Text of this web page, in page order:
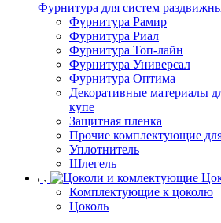
Фурнитура для систем
Фурнитура Рамир
Фурнитура Риал
Фурнитура Топ-лайн
Фурнитура Универсал
Фурнитура Оптима
Декоративные материалы
купе
Защитная пленка
Прочие комплектующие
Уплотнитель
Шлегель
Комплектующие к цоколю
Цоколь